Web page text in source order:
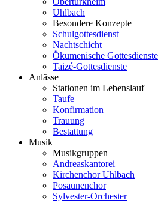
Uhlbach
Besondere Konzepte
Schulgottesdienst
Nachtschicht
Ökumenische Gottesdienste
Taizé-Gottesdienste
Anlässe
Stationen im Lebenslauf
Taufe
Konfirmation
Trauung
Bestattung
Musik
Musikgruppen
Andreaskantorei
Kirchenchor Uhlbach
Posaunenchor
Sylvester-Orchester